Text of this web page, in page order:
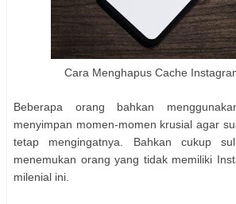
Cara Menghapus Cache
Beberapa orang bahkan
menyimpan momen-momen krusial agar
tetap mengingatnya. Bahkan cukup
menemukan orang yang tidak memiliki
milenial ini.